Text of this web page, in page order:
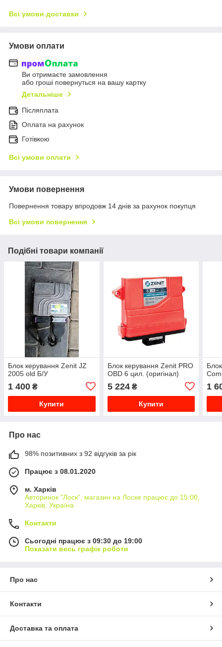
Всі умови доставки
Умови оплати
Ви отримаєте замовлення
або гроші повернуться на вашу картку
Детальніше
Післяплата
Оплата на рахунок
Готівкою
Всі умови оплати
Умови повернення
Повернення товару впродовж 14 днів за рахунок покупця
Всі умови повернення
Подібні товари компанії
Блок керування Zenit JZ
2005 old Б/У
1 400 ₴
Купити
Блок керування Zenit PRO
OBD 6 цил. (оригінал)
5 224₴
Купити
1
Про нас
98% позитивних з 92 відгуків за рік
Працює з 08.01.2020
м. Харків
Авторинок "Лоск", магазин на Лоске працює до 15:00,
Харків, Україна
Контакти
Сьогодні працює з 09:30 до 19:00
Показати весь графік роботи
Про нас
Контакти
Доставка та оплата